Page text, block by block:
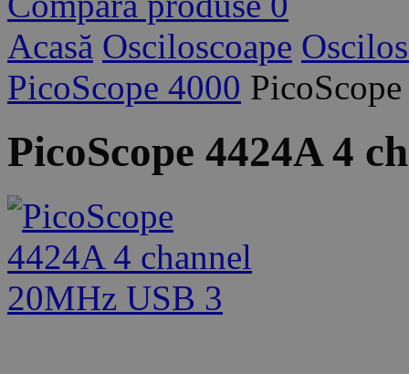
Acasă Osciloscoape
PicoScope 4000
PicoScope 4424A 4